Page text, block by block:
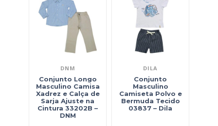
DNM
Conjunto Longo
Masculino Camisa
Xadrez e Calça de
Sarja Ajuste na
Cintura 33202B –
DNM
DILA
Conjunto
Masculino
Camiseta Polvo e
Bermuda Tecido
03837 – Dila